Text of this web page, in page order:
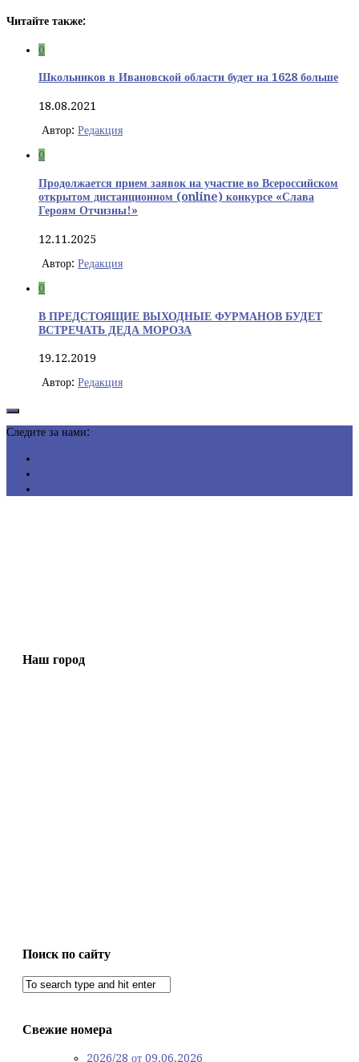
Читайте также:
0
Школьников в Ивановской области будет на 1628 больше
18.08.2021
Автор: Редакция
0
Продолжается прием заявок на участие во Всероссийском
открытом дистанционном (online) конкурсе «Слава
Героям Отчизны!»
12.11.2025
Автор: Редакция
0
В ПРЕДСТОЯЩИЕ ВЫХОДНЫЕ ФУРМАНОВ БУДЕТ
ВСТРЕЧАТЬ ДЕДА МОРОЗА
19.12.2019
Автор: Редакция
Следите за нами:
Наш город
Поиск по сайту
Свежие номера
2026/28 от 09.06.2026